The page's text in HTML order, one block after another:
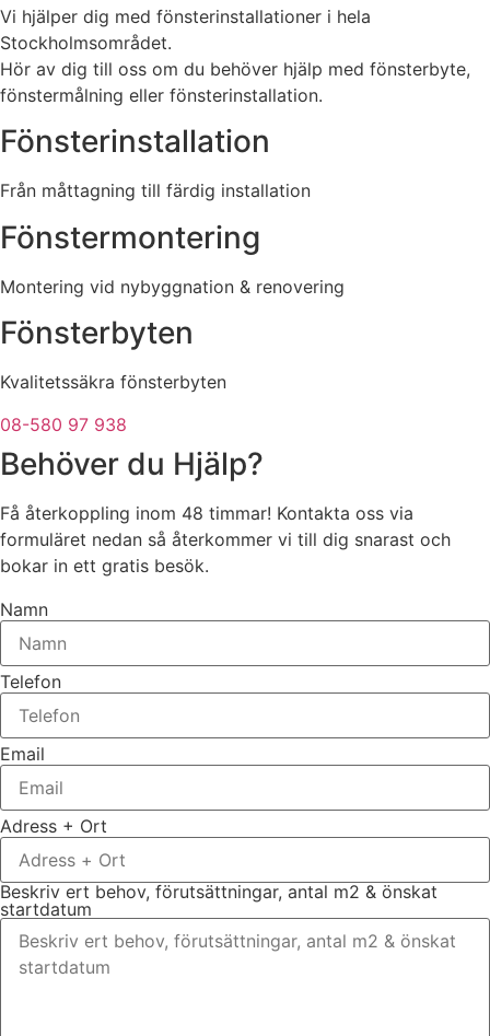
Vi hjälper dig med fönsterinstallationer i hela
Stockholmsområdet.
Hör av dig till oss om du behöver hjälp med fönsterbyte,
fönstermålning eller fönsterinstallation.
Fönsterinstallation
Från måttagning till färdig installation
Fönstermontering
Montering vid nybyggnation & renovering
Fönsterbyten
Kvalitetssäkra fönsterbyten
08-580 97 938
Behöver du Hjälp?
Få återkoppling inom 48 timmar! Kontakta oss via
formuläret nedan så återkommer vi till dig snarast och
bokar in ett gratis besök.
Namn
Telefon
Email
Adress + Ort
Beskriv ert behov, förutsättningar, antal m2 & önskat
startdatum